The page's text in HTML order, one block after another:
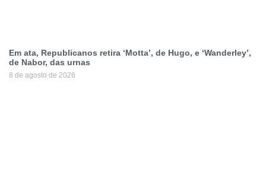
Em ata, Republicanos retira ‘Motta’, de Hugo, e ‘Wanderley’,
de Nabor, das urnas
8 de agosto de 2026